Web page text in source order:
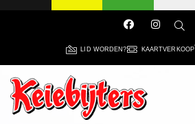
LID WORDEN? KAARTVERKOOP